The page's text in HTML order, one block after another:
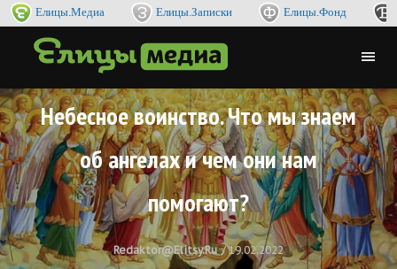
Елицы.Медиа Елицы.Записки Елицы.Фонд
Небесное воинство. Что мы знаем
об ангелах и чем они нам
помогают?
Redaktor@elitsy.ru 19.02.2022